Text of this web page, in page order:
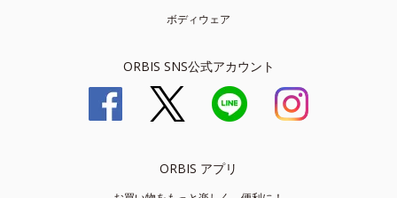
ボディウェア
ORBIS SNS公式アカウント
ORBIS アプリ